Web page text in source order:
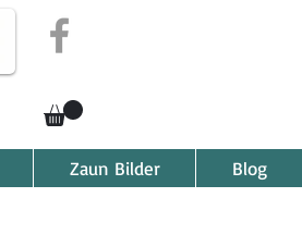
Zaun Bilder Blog